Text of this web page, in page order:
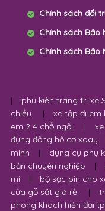
Chính sách đổi
Chính sách Bảo
Chính sách Bảo
| phụ kiện trang trí xe
chiều
| xe tập đi em
em 2 4 chỗ ngồi
|
đựng đồng hồ cơ xoay
minh
| dụng cụ phụ
bản chuyên nghiệp
|
mi
| bộ sạc pin cho
cửa gỗ sắt giá rẻ
|
phòng khách hiện đại